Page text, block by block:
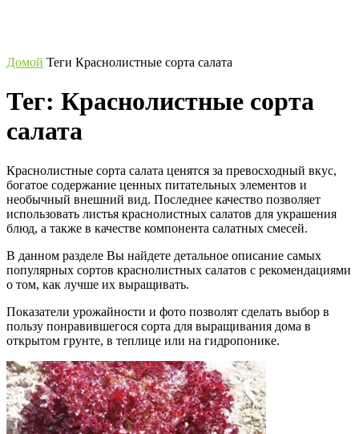
Домой Теги Краснолистные сорта салата
Тег: Краснолистные сорта
салата
Краснолистные сорта салата ценятся за превосходный вкус,
богатое содержание ценных питательных элементов и
необычный внешний вид. Последнее качество позволяет
использовать листья краснолистных салатов для украшения
блюд, а также в качестве компонента салатных смесей.
В данном разделе Вы найдете детальное описание самых
популярных сортов краснолистных салатов с рекомендациями
о том, как лучше их выращивать.
Показатели урожайности и фото позволят сделать выбор в
пользу понравившегося сорта для выращивания дома в
открытом грунте, в теплице или на гидропонике.